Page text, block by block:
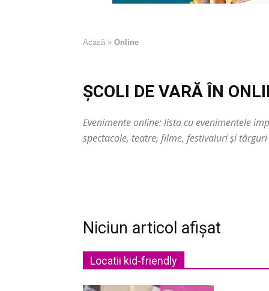
Acasă » Online
ŞCOLI DE VARĂ ÎN
Evenimente online: lista cu evenimentele
spectacole, teatre, filme, festivaluri și
Niciun articol afișat
Locatii kid-friendly